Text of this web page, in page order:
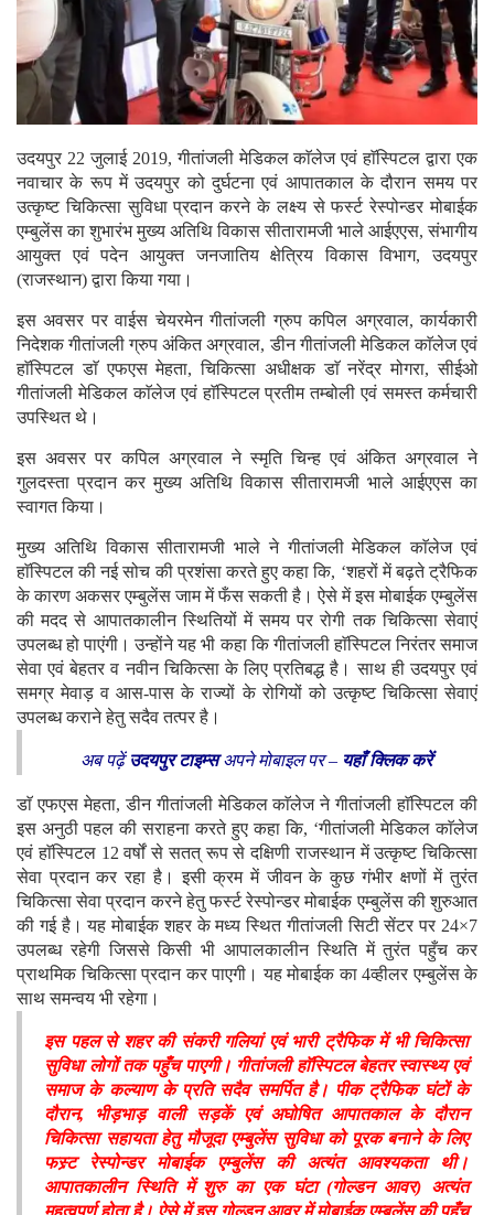
उदयपुर 22 जुलाई 2019, गीतांजली मेडिकल काॅलेज एवं हाॅस्पिटल द्वारा एक
नवाचार के रूप में उदयपुर को दुर्घटना एवं आपातकाल के दौरान समय पर
उत्कृष्ट चिकित्सा सुविधा प्रदान करने के लक्ष्य से फर्स्ट रेस्पोन्डर मोबाईक
एम्बुलेंस का शुभारंभ मुख्य अतिथि विकास सीतारामजी भाले आईएएस, संभागीय
आयुक्त एवं पदेन आयुक्त जनजातिय क्षेत्रिय विकास विभाग, उदयपुर
(राजस्थान) द्वारा किया गया।
इस अवसर पर वाईस चेयरमेन गीतांजली ग्रुप कपिल अग्रवाल, कार्यकारी
निदेशक गीतांजली ग्रुप अंकित अग्रवाल, डीन गीतांजली मेडिकल काॅलेज एवं
हाॅस्पिटल डाॅ एफएस मेहता, चिकित्सा अधीक्षक डाॅ नरेंद्र मोगरा, सीईओ
गीतांजली मेडिकल काॅलेज एवं हाॅस्पिटल प्रतीम तम्बोली एवं समस्त कर्मचारी
उपस्थित थे।
इस अवसर पर कपिल अग्रवाल ने स्मृति चिन्ह एवं अंकित अग्रवाल ने
गुलदस्ता प्रदान कर मुख्य अतिथि विकास सीतारामजी भाले आईएएस का
स्वागत किया।
मुख्य अतिथि विकास सीतारामजी भाले ने गीतांजली मेडिकल काॅलेज एवं
हाॅस्पिटल की नई सोच की प्रशंसा करते हुए कहा कि, ‘शहरों में बढ़ते ट्रैफिक
के कारण अकसर एम्बुलेंस जाम में फँस सकती है। ऐसे में इस मोबाईक एम्बुलेंस
की मदद से आपातकालीन स्थितियों में समय पर रोगी तक चिकित्सा सेवाएं
उपलब्ध हो पाएंगी। उन्होंने यह भी कहा कि गीतांजली हाॅस्पिटल निरंतर समाज
सेवा एवं बेहतर व नवीन चिकित्सा के लिए प्रतिबद्ध है। साथ ही उदयपुर एवं
समग्र मेवाड़ व आस-पास के राज्यों के रोगियों को उत्कृष्ट चिकित्सा सेवाएं
उपलब्ध कराने हेतु सदैव तत्पर है।
अब पढ़ें उदयपुर टाइम्सअपने मोबाइल पर – यहाँ क्लिक करें
डाॅ एफएस मेहता, डीन गीतांजली मेडिकल काॅलेज ने गीतांजली हाॅस्पिटल की
इस अनुठी पहल की सराहना करते हुए कहा कि, ‘गीतांजली मेडिकल काॅलेज
एवं हाॅस्पिटल 12 वर्षों से सतत् रूप से दक्षिणी राजस्थान में उत्कृष्ट चिकित्सा
सेवा प्रदान कर रहा है। इसी क्रम में जीवन के कुछ गंभीर क्षणों में तुरंत
चिकित्सा सेवा प्रदान करने हेतु फर्स्ट रेस्पोन्डर मोबाईक एम्बुलेंस की शुरुआत
की गई है। यह मोबाईक शहर के मध्य स्थित गीतांजली सिटी सेंटर पर 24×7
उपलब्ध रहेगी जिससे किसी भी आपालकालीन स्थिति में तुरंत पहुँच कर
प्राथमिक चिकित्सा प्रदान कर पाएगी। यह मोबाईक का 4व्हीलर एम्बुलेंस के
साथ समन्वय भी रहेगा।
इस पहल से शहर की संकरी गलियां एवं भारी ट्रैफिक में भी चिकित्सा
सुविधा लोगों तक पहुँच पाएगी। गीतांजली हाॅस्पिटल बेहतर स्वास्थ्य एवं
समाज के कल्याण के प्रति सदैव समर्पित है। पीक ट्रैफिक घंटों के
दौरान, भीड़भाड़ वाली सड़कें एवं अघोषित आपातकाल के दौरान
चिकित्सा सहायता हेतु मौजूदा एम्बुलेंस सुविधा को पूरक बनाने के लिए
फस्र्ट रेस्पोन्डर मोबाईक एम्बुलेंस की अत्यंत आवश्यकता थी।
आपातकालीन स्थिति में शुरु का एक घंटा (गोल्डन आवर) अत्यंत
महत्वपूर्ण होता है। ऐसे में इस गोल्डन आवर में मोबाईक एम्बुलेंस की पहुँच